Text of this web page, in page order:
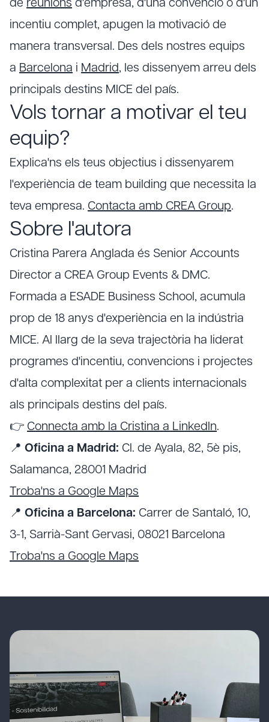
de reunions d'empresa, d'una convenció o d'un
incentiu complet, apugen la motivació de
manera transversal. Des dels nostres equips
a Barcelona i Madrid, les dissenyem arreu dels
principals destins MICE del país.
Vols tornar a motivar el teu
equip?
Explica'ns els teus objectius i dissenyarem
l'experiència de team building que necessita la
teva empresa. Contacta amb CREA Group.
Sobre l'autora
Cristina Parera Anglada és Senior Accounts
Director a CREA Group Events & DMC.
Formada a ESADE Business School, acumula
prop de 18 anys d'experiència en la indústria
MICE. Al llarg de la seva trajectòria ha liderat
programes d'incentiu, convencions i projectes
d'alta complexitat per a clients internacionals
als principals destins del país.
👉 Connecta amb la Cristina a LinkedIn.
📍 Oficina a Madrid: Cl. de Ayala, 82, 5è pis,
Salamanca, 28001 Madrid
Troba'ns a Google Maps
📍 Oficina a Barcelona: Carrer de Santaló, 10,
3-1, Sarrià-Sant Gervasi, 08021 Barcelona
Troba'ns a Google Maps